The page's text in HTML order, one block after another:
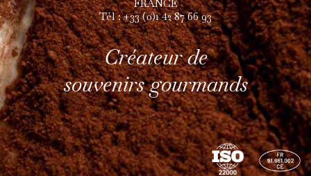
5 avenue d’Ouessant
91140 VILLEBON-SUR-YVETTE
FRANCE
Tél : +33 (0)1 42 87 66 93
Créateur de
souvenirs gourmands